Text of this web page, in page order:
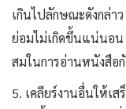
เกินไปลักษณะดังกล่าว
ย่อมไม่เกิดขึ้นแน่นอน
สมในการอ่านหนังสือ
5. เคลียร์งานอื่นให้เส